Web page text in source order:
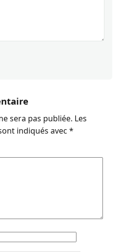
sera pas publiée. Les
indiqués avec *